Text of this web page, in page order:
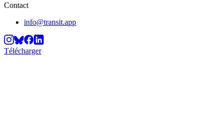
Contact
info@transit.app
Télécharger